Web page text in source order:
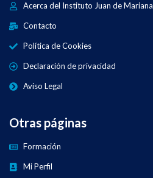
Acerca del Instituto Juan de Mariana
Contacto
Política de Cookies
Declaración de privacidad
Aviso Legal
Otras páginas
Formación
Mi Perfil